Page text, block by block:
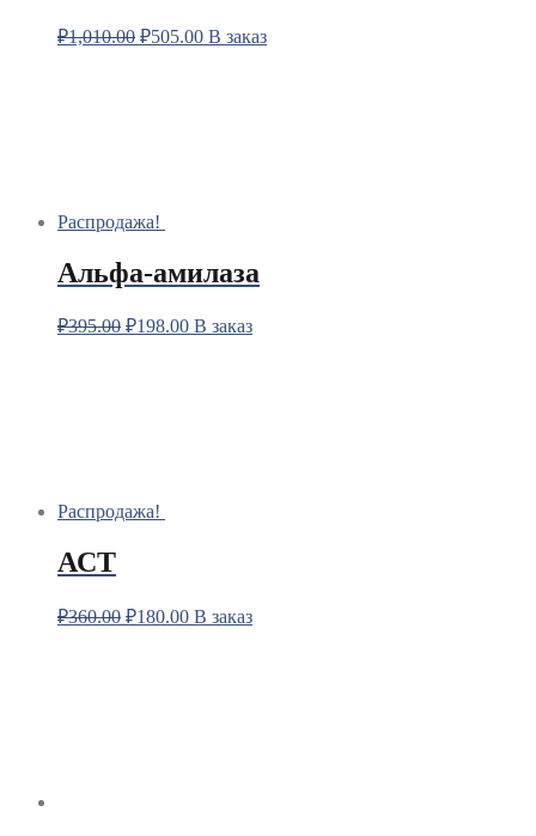
₽1,010.00 ₽505.00 В заказ
Распродажа!
Альфа-амилаза
₽395.00 ₽198.00 В заказ
Распродажа!
АСТ
₽360.00 ₽180.00 В заказ